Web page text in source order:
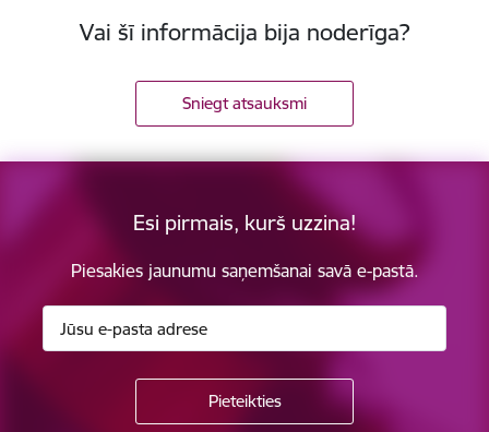
Vai šī informācija bija noderīga?
Sniegt atsauksmi
Esi pirmais, kurš uzzina!
Piesakies jaunumu saņemšanai savā e-pastā.